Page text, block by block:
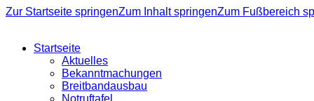
Zur Startseite springenZum Inhalt springenZum Fußbereich
Startseite
Aktuelles
Bekanntmachungen
Breitbandausbau
Notruftafel